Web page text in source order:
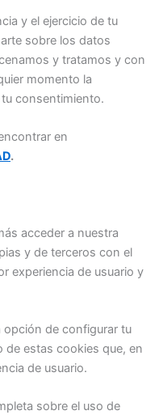
y el ejercicio de tu
sobre los datos
y tratamos y con
momento la
consentimiento.
en
.
acceder a nuestra
y de terceros con el
experiencia de usuario y
opción de configurar tu
de estas cookies que, en
de usuario.
sobre el uso de